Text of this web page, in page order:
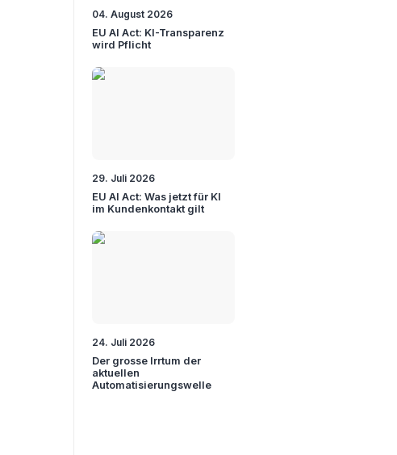
04. August 2026
EU AI Act: KI-Transparenz
wird Pflicht
29. Juli 2026
EU AI Act: Was jetzt für KI
im Kundenkontakt gilt
24. Juli 2026
Der grosse Irrtum der
aktuellen
Automatisierungswelle